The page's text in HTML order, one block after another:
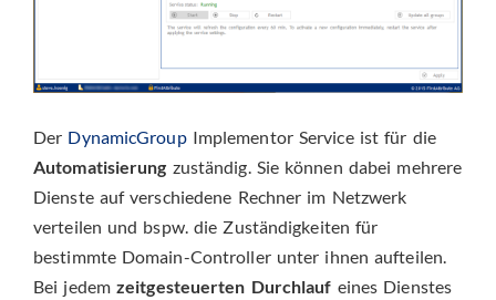
Der DynamicGroupImplementor Service ist für die
Automatisierung zuständig. Sie können dabei mehrere
Dienste auf verschiedene Rechner im Netzwerk
verteilen und bspw. die Zuständigkeiten für
bestimmte Domain-Controller unter ihnen aufteilen.
Bei jedemzeitgesteuerten Durchlauf eines Dienstes